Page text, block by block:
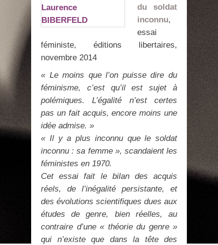
du soldat
inconnu,
essai
féministe, éditions libertaires,
novembre 2014
« Le moins que l’on puisse dire du
féminisme, c’est qu’il est sujet à
polémiques. L’égalité n’est certes
pas un fait acquis, encore moins une
idée admise. »
« Il y a plus inconnu que le soldat
inconnu : sa femme », scandaient les
féministes en 1970.
Cet essai fait le bilan des acquis
réels, de l’inégalité persistante, et
des évolutions scientifiques dues aux
études de genre, bien réelles, au
contraire d’une « théorie du genre »
qui n’existe que dans la tête des